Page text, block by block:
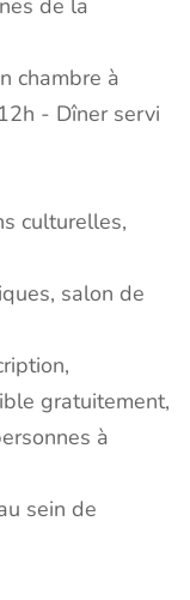
chambre à
- Dîner servi
culturelles,
salon de
gratuitement,
à
sein de